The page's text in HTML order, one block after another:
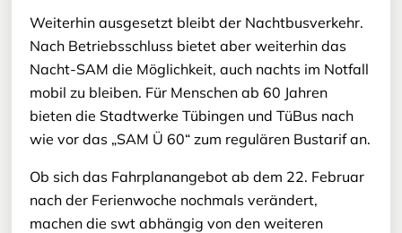
Weiterhin ausgesetzt bleibt der Nachtbusverkehr.
Nach Betriebsschluss bietet aber weiterhin das
Nacht-SAM die Möglichkeit, auch nachts im Notfall
mobil zu bleiben. Für Menschen ab 60 Jahren
bieten die Stadtwerke Tübingen und TüBus nach
wie vor das „SAM Ü 60“ zum regulären Bustarif an.
Ob sich das Fahrplanangebot ab dem 22. Februar
nach der Ferienwoche nochmals verändert,
machen die swt abhängig von den weiteren